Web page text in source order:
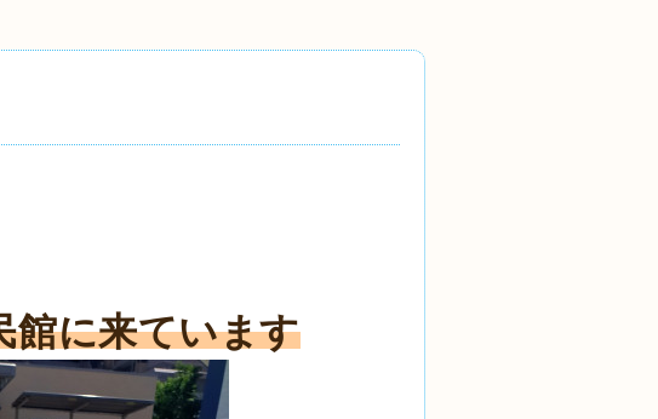
館に来ています